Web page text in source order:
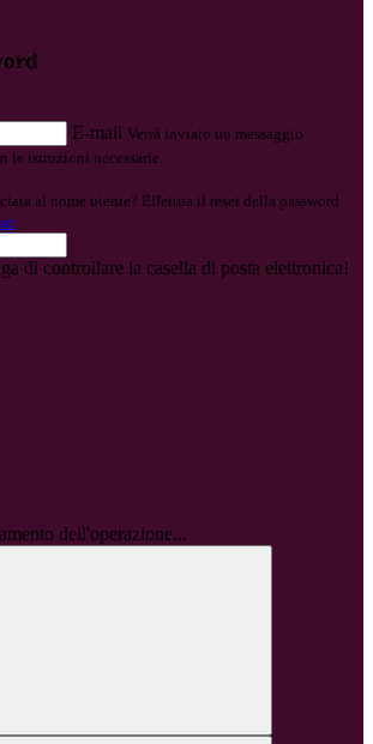
E-mail Verrà inviato un messaggio
istruzioni necessarie.
al nome utente? Effettua il reset della password
di controllare la casella di posta elettronica!
dell'operazione...